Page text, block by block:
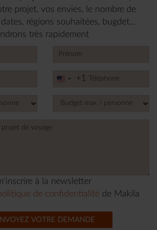
projet, vos envies, le nombre de
régions souhaitées, bugdet...
très rapidement
United
+1
+1
à la newsletter
de confidentialité de Makila
VOTRE DEMANDE